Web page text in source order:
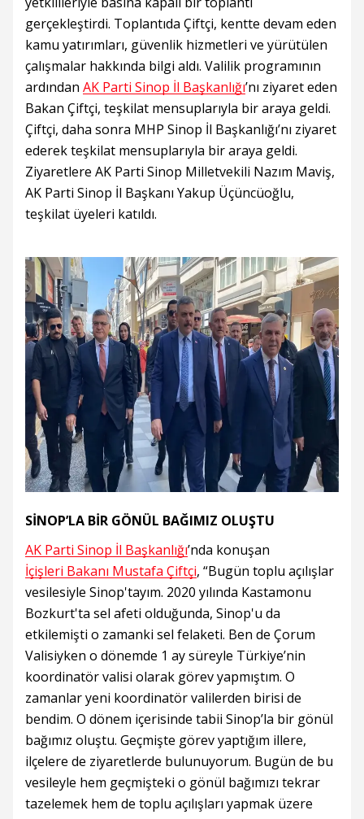
gerçekleştirdi. Toplantıda Çiftçi, kentte devam eden
kamu yatırımları, güvenlik hizmetleri ve yürütülen
çalışmalar hakkında bilgi aldı. Valilik programının
ardından AK Parti Sinop İl Başkanlığı’nı ziyaret eden
Bakan Çiftçi, teşkilat mensuplarıyla bir araya geldi.
Çiftçi, daha sonra MHP Sinop İl Başkanlığı’nı ziyaret
ederek teşkilat mensuplarıyla bir araya geldi.
Ziyaretlere AK Parti Sinop Milletvekili Nazım Maviş,
AK Parti Sinop İl Başkanı Yakup Üçüncüoğlu,
teşkilat üyeleri katıldı.
SİNOP’LA BİR GÖNÜL BAĞIMIZ OLUŞTU
AK Parti Sinop İl Başkanlığı’nda konuşan
İçişleri Bakanı Mustafa Çiftçi, “Bugün toplu açılışlar
vesilesiyle Sinop'tayım. 2020 yılında Kastamonu
Bozkurt'ta sel afeti olduğunda, Sinop'u da
etkilemişti o zamanki sel felaketi. Ben de Çorum
Valisiyken o dönemde 1 ay süreyle Türkiye’nin
koordinatör valisi olarak görev yapmıştım. O
zamanlar yeni koordinatör valilerden birisi de
bendim. O dönem içerisinde tabii Sinop’la bir gönül
bağımız oluştu. Geçmişte görev yaptığım illere,
ilçelere de ziyaretlerde bulunuyorum. Bugün de bu
vesileyle hem geçmişteki o gönül bağımızı tekrar
tazelemek hem de toplu açılışları yapmak üzere